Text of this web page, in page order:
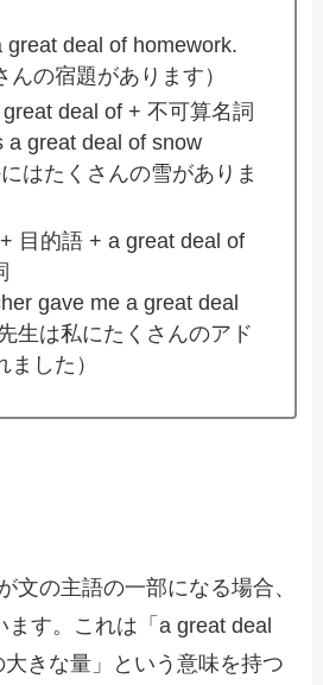
great deal of homework.
んの宿題があります）
deal of + 不可算名詞
a great deal of snow
はたくさんの雪がありま
目的語 + a great deal of
gave me a great deal
生は私にたくさんのアド
した）
文の主語の一部になる場合、
ます。これは「a great deal
きな量」という意味を持つ